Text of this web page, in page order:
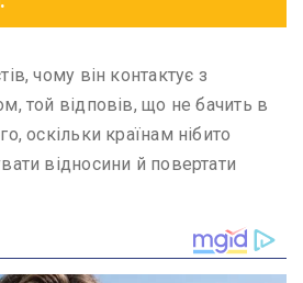
чому він контактує з
той відповів, що не бачить в
оскільки країнам нібито
відносини й повертати